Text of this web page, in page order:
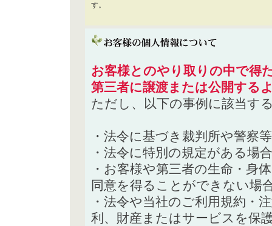
す。
お客様とのやり取りの中で得
第三者に譲渡または公開する
ただし、以下の事例に該当す
・法令に基づき裁判所や警察
・法令に特別の規定がある場合
・お客様や第三者の生命・身
同意を得ることができない場
・法令や当社のご利用規約・
利、財産またはサービスを保